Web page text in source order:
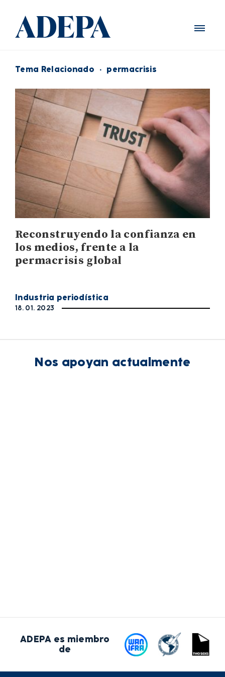
Tema Relacionado · permacrisis
Reconstruyendo la confianza en
los medios, frente a la
permacrisis global
Industria periodística
18. 01. 2023
Nos apoyan actualmente
ADEPA es miembro
de